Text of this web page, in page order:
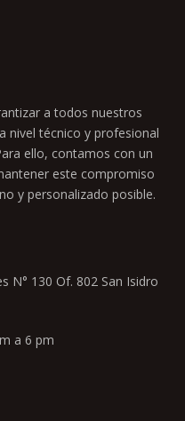
a todos nuestros
nivel técnico y profesional
ello, contamos con un
este compromiso
y personalizado posible.
N° 130 Of. 802 San Isidro
a 6 pm